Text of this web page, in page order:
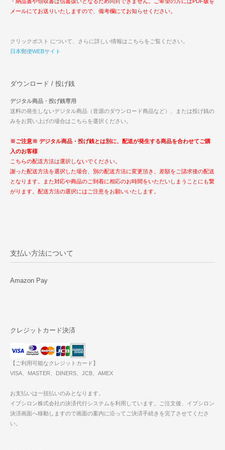
・納品書や領収書は信書扱いとなるため同封できません。ご希望の方にはPDF版を
メールにてお送りいたしますので、備考欄にてお知らせください。
クリックポスト について、さらに詳しい情報はこちらをご覧ください。
日本郵便WEBサイト
ダウンロード / 投げ銭
デジタル商品・投げ銭専用
送料の発生しないデジタル商品（音源のダウンロード商品など）、または投げ銭の
みをお買い上げの場合はこちらを選択ください。
※ご注意※ デジタル商品・投げ銭とは別に、配送が発生する商品を合わせてご購
入のお客様
こちらの配送方法は選択しないでください。
謝った配送方法を選択した場合、別の配送方法に変更頂き、差額をご請求後の配送
となります。また対応や商品のご到着に相応のお時間をいただいしまうことにも繋
がります。配送方法の選択にはご注意をお願いいたします。
支払い方法について
Amazon Pay
クレジットカード決済
【ご利用可能なクレジットカード】
VISA、MASTER、DINERS、JCB、AMEX
お支払いは一括払いのみとなります。
イプシロン株式会社の決済代行システムを利用しています。ご注文後、イプシロン
決済画面へ移動しますので画面の案内に沿ってご決済手続きを完了させてくださ
い。